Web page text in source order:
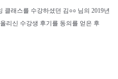
클래스를 수강하셨던 김○○ 님의 2019년
리신 수강생 후기를 동의를 얻은 후